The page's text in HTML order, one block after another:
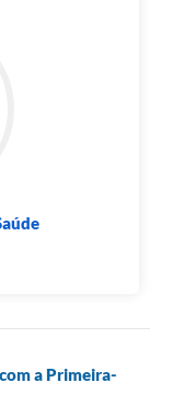
a Primeira-